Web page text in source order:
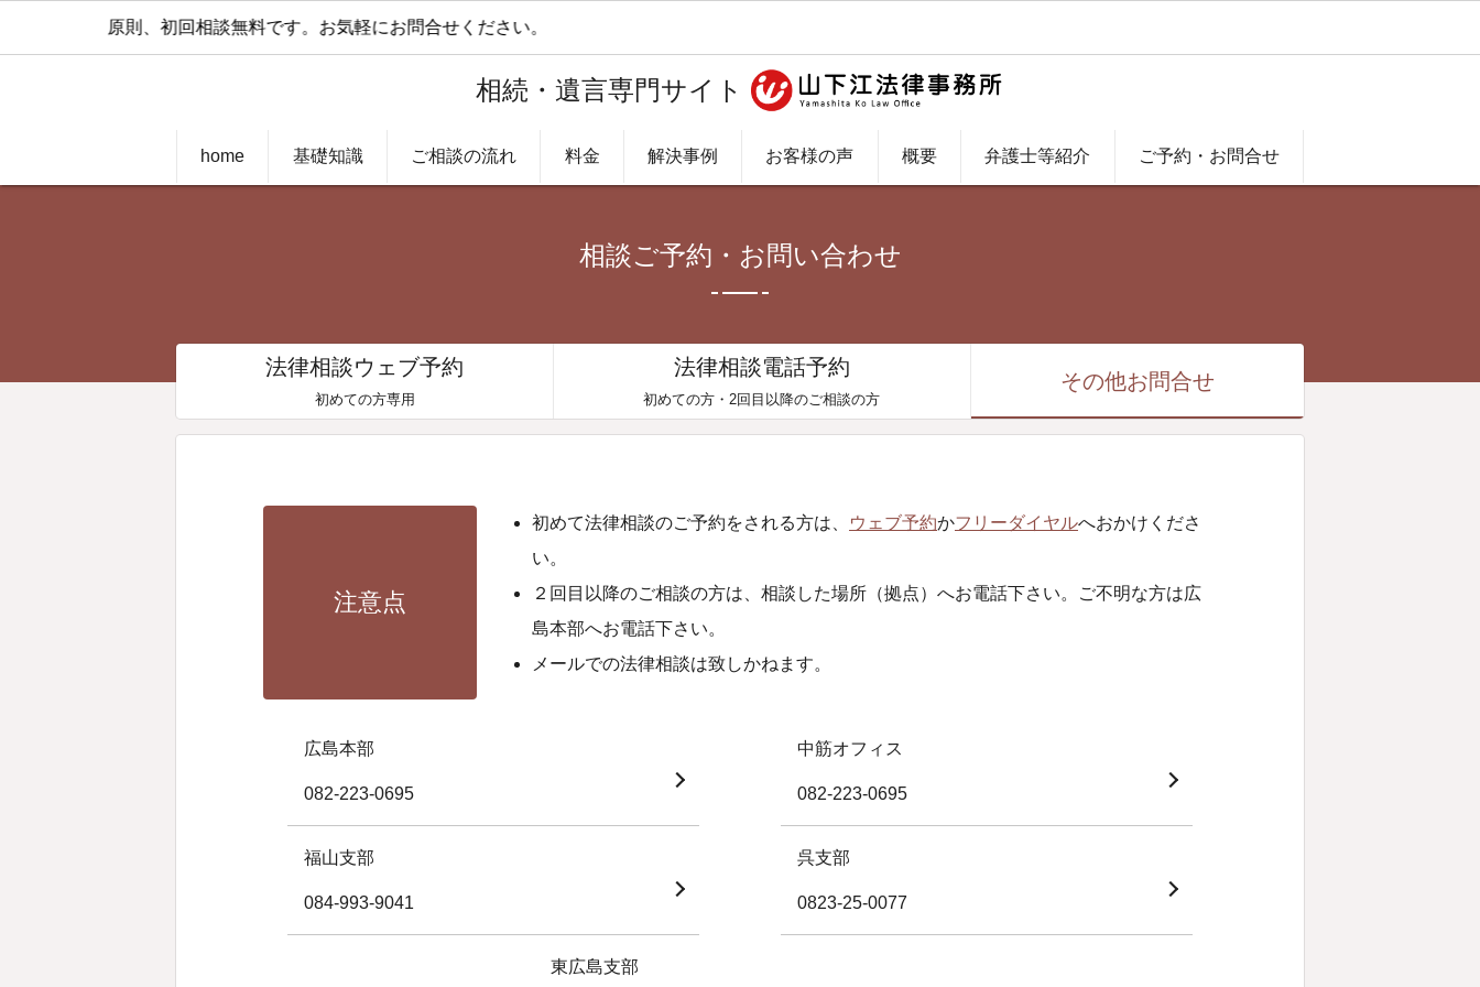
相続・遺言専門サイト
home 基礎知識 ご相談の流れ 料金 解決事例 お客様の声 概要 弁護士等紹介 ご予約・お問合せ
原則、初回相談無料です。お気軽にお問合せください。
相談ご予約・お問い合わせ
注意点
初めて法律相談のご予約をされる方は、 ウェブ予約かフリーダイヤルへおかけくださ
い。
２回目以降のご相談の方は、相談した場所（拠点）へお電話下さい。ご不明な方は広
島本部へお電話下さい。
メールでの法律相談は致しかねます。
広島本部
082-223-0695
中筋オフィス
082-223-0695
福山支部
084-993-9041
呉支部
0823-25-0077
東広島支部
法律相談ウェブ予約
初めての方専用
法律相談電話予約
初めての方・2回目以降のご相談の方
その他お問合せ